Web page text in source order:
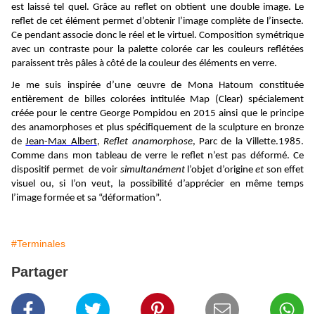
est laissé tel quel. Grâce au reflet on obtient une double image. Le
reflet de cet élément permet d’obtenir l’image complète de l’insecte.
Ce pendant associe donc le réel et le virtuel. Composition symétrique
avec un contraste pour la palette colorée car les couleurs reflétées
paraissent très pâles à côté de la couleur des éléments en verre.
Je me suis inspirée d’une œuvre de Mona Hatoum constituée
entièrement de billes colorées intitulée Map (Clear) spécialement
créée pour le centre George Pompidou en 2015 ainsi que le principe
des anamorphoses et plus spécifiquement de la sculpture en bronze
deJean-Max Albert,Reflet anamorphose, Parc de la Villette.1985.
Comme dans mon tableau de verre le reflet n’est pas déformé. Ce
dispositif permet de voir simultanémentl’objet d’origine et son effet
visuel ou, si l’on veut, la possibilité d’apprécier en même temps
l’image formée et sa “déformation”.
#Terminales
Partager